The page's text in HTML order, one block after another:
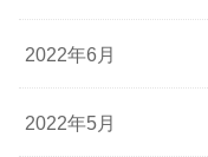
2022年6月
2022年5月